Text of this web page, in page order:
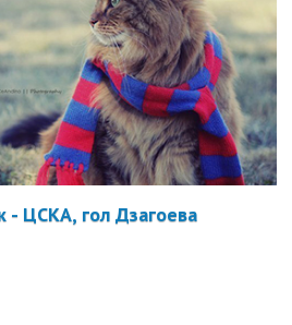
- ЦСКА, гол Дзагоева